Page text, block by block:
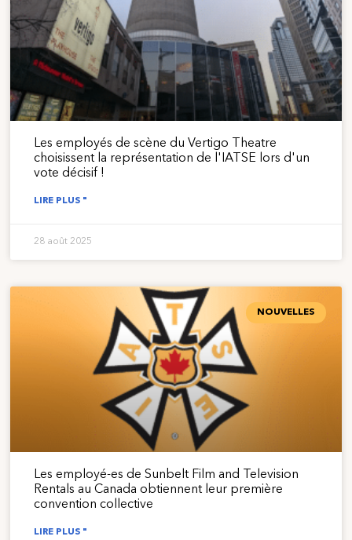
Les employés de scène du Vertigo Theatre
choisissent la représentation de l'IATSE lors d'un
vote décisif !
LIRE PLUS "
28 août 2025
NOUVELLES
Les employé-es de Sunbelt Film and Television
Rentals au Canada obtiennent leur première
convention collective
LIRE PLUS "